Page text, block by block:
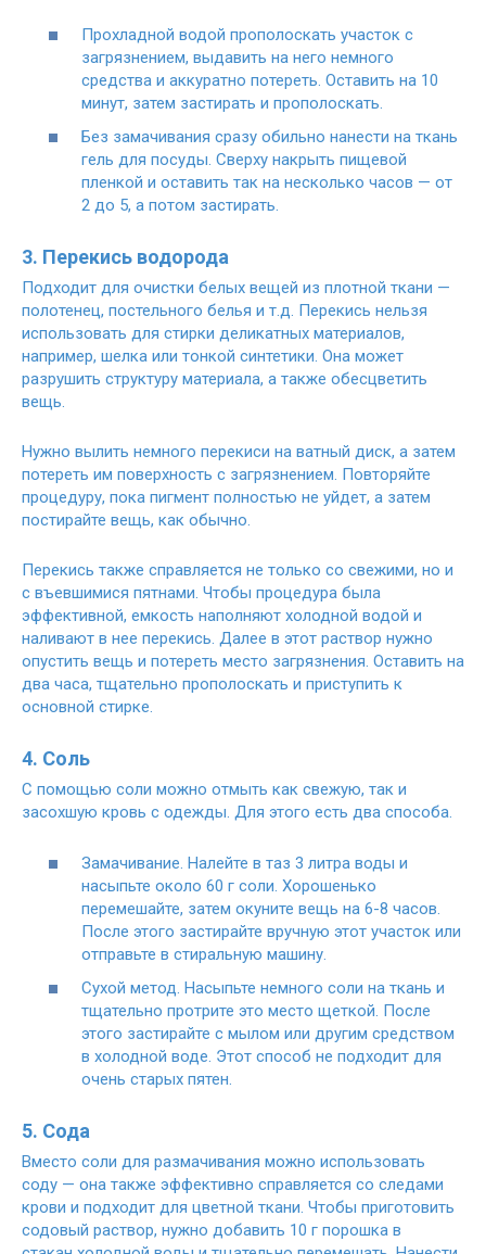
Прохладной водой прополоскать участок с
загрязнением, выдавить на него немного
средства и аккуратно потереть. Оставить на 10
минут, затем застирать и прополоскать.
Без замачивания сразу обильно нанести на ткань
гель для посуды. Сверху накрыть пищевой
пленкой и оставить так на несколько часов — от
2 до 5, а потом застирать.
3. Перекись водорода
Подходит для очистки белых вещей из плотной ткани —
полотенец, постельного белья и т.д. Перекись нельзя
использовать для стирки деликатных материалов,
например, шелка или тонкой синтетики. Она может
разрушить структуру материала, а также обесцветить
вещь.
Нужно вылить немного перекиси на ватный диск, а затем
потереть им поверхность с загрязнением. Повторяйте
процедуру, пока пигмент полностью не уйдет, а затем
постирайте вещь, как обычно.
Перекись также справляется не только со свежими, но и
с въевшимися пятнами. Чтобы процедура была
эффективной, емкость наполняют холодной водой и
наливают в нее перекись. Далее в этот раствор нужно
опустить вещь и потереть место загрязнения. Оставить на
два часа, тщательно прополоскать и приступить к
основной стирке.
4. Соль
С помощью соли можно отмыть как свежую, так и
засохшую кровь с одежды. Для этого есть два способа.
Замачивание. Налейте в таз 3 литра воды и
насыпьте около 60 г соли. Хорошенько
перемешайте, затем окуните вещь на 6-8 часов.
После этого застирайте вручную этот участок или
отправьте в стиральную машину.
Сухой метод. Насыпьте немного соли на ткань и
тщательно протрите это место щеткой. После
этого застирайте с мылом или другим средством
в холодной воде. Этот способ не подходит для
очень старых пятен.
5. Сода
Вместо соли для размачивания можно использовать
соду — она также эффективно справляется со следами
крови и подходит для цветной ткани. Чтобы приготовить
содовый раствор, нужно добавить 10 г порошка в